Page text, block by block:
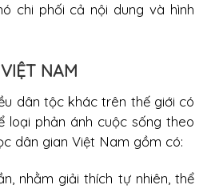
chi phối cả nội dung và hình
NAM
dân tộc khác trên thế giới có
loại phản ánh cuộc sống theo
dân gian Việt Nam gồm có:
nhằm giải thích tự nhiên, thể